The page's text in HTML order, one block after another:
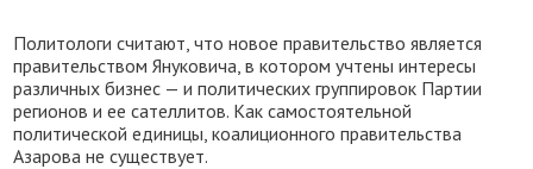
Политологи считают, что новое правительство является
правительством Януковича, в котором учтены интересы
различных бизнес — и политических группировок Партии
регионов и ее сателлитов. Как самостоятельной
политической единицы, коалиционного правительства
Азарова не существует.